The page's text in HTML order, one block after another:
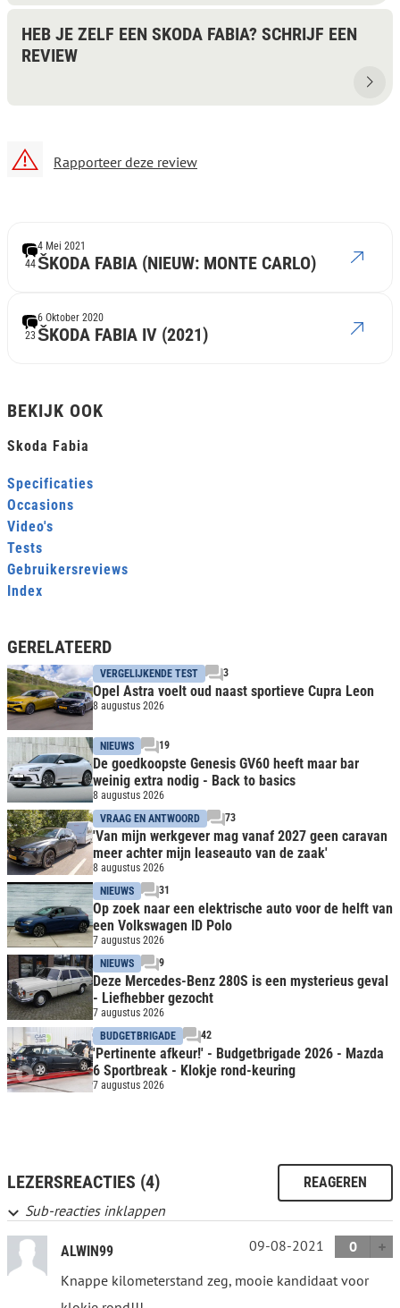
HEB JE ZELF EEN SKODA FABIA? SCHRIJF EEN
REVIEW
Rapporteer deze review
44ŠKODA FABIA (NIEUW: MONTE CARLO)
4 Mei 2021
23 ŠKODA FABIA IV (2021)
6 Oktober 2020
BEKIJK OOK
Skoda Fabia
Specificaties
Occasions
Video's
Tests
Gebruikersreviews
Index
GERELATEERD
VERGELIJKENDE TEST 3
Opel Astra voelt oud naast sportieve Cupra Leon
8 augustus 2026
NIEUWS 19
De goedkoopste Genesis GV60 heeft maar bar
weinig extra nodig - Back to basics
8 augustus 2026
VRAAG EN ANTWOORD
73
'Van mijn werkgever mag vanaf 2027 geen caravan
meer achter mijn leaseauto van de zaak'
8 augustus 2026
NIEUWS
31
Op zoek naar een elektrische auto voor de helft van
een Volkswagen ID Polo
7 augustus 2026
NIEUWS
9
Deze Mercedes-Benz 280S is een mysterieus geval
- Liefhebber gezocht
7 augustus 2026
BUDGETBRIGADE
42
'Pertinente afkeur!' - Budgetbrigade 2026 - Mazda
6 Sportbreak - Klokje rond-keuring
7 augustus 2026
LEZERSREACTIES (4) REAGEREN
Sub-reacties inklappen
ALWIN99 09-08-2021
0
Knappe kilometerstand zeg, mooie kandidaat voor